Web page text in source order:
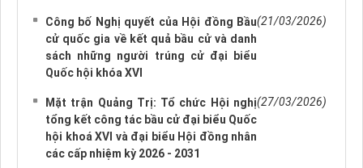
Công bố Nghị quyết của Hội đồng Bầu
cử quốc gia về kết quả bầu cử và danh
sách những người trúng cử đại biểu
Quốc hội khóa XVI
(21/03/2026)
Mặt trận Quảng Trị: Tổ chức Hội nghị
tổng kết công tác bầu cử đại biểu Quốc
hội khoá XVI và đại biểu Hội đồng nhân
các cấp nhiệm kỳ 2026 - 2031
(27/03/2026)